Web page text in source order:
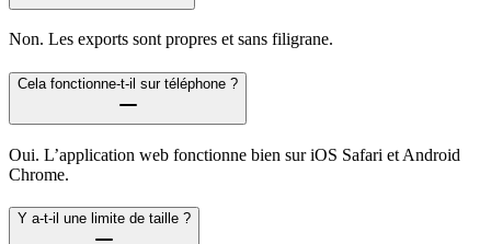
Non. Les exports sont propres et sans filigrane.
Cela fonctionne-t-il sur téléphone ?
Oui. L’application web fonctionne bien sur iOS Safari et Android
Chrome.
Y a-t-il une limite de taille ?